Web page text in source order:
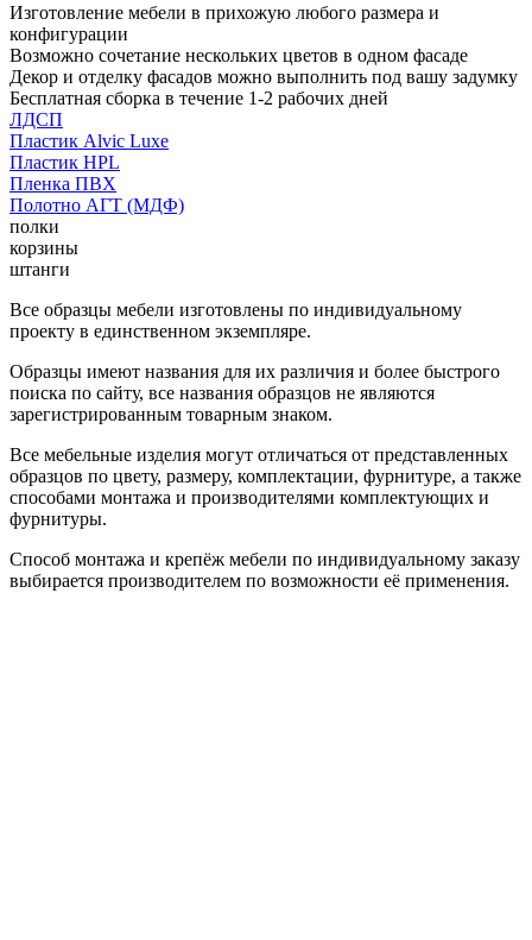
Изготовление мебели в прихожую любого размера и
конфигурации
Возможно сочетание нескольких цветов в одном фасаде
Декор и отделку фасадов можно выполнить под вашу задумку
Бесплатная сборка в течение 1-2 рабочих дней
ЛДСП
Пластик Alvic Luxe
Пластик HPL
Пленка ПВХ
Полотно АГТ (МДФ)
полки
корзины
штанги
Все образцы мебели изготовлены по индивидуальному
проекту в единственном экземпляре.
Образцы имеют названия для их различия и более быстрого
поиска по сайту, все названия образцов не являются
зарегистрированным товарным знаком.
Все мебельные изделия могут отличаться от представленных
образцов по цвету, размеру, комплектации, фурнитуре, а также
способами монтажа и производителями комплектующих и
фурнитуры.
Способ монтажа и крепёж мебели по индивидуальному заказу
выбирается производителем по возможности её применения.